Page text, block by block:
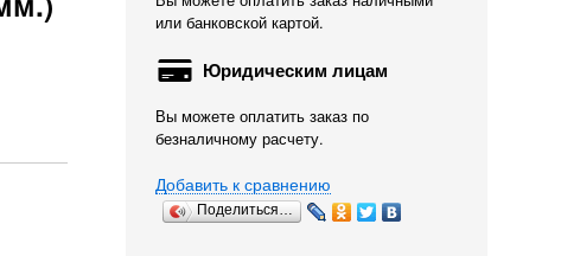
или банковской картой.
Юридическим лицам
Вы можете оплатить заказ по
безналичному расчету.
Добавить к сравнению
Поделиться…